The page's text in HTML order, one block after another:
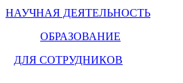
НАУЧНАЯ ДЕЯТЕЛЬНОСТЬ
ОБРАЗОВАНИЕ
ДЛЯ СОТРУДНИКОВ